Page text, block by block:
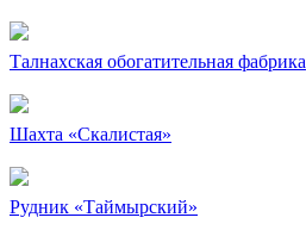
Талнахская обогатительная фабрика
Шахта «Скалистая»
Рудник «Таймырский»